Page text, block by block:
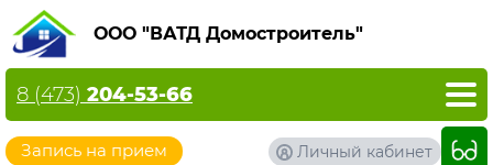
ООО "ВАТД Домостроитель"
Запись на прием
8 (473) 204-53-66
Личный кабинет